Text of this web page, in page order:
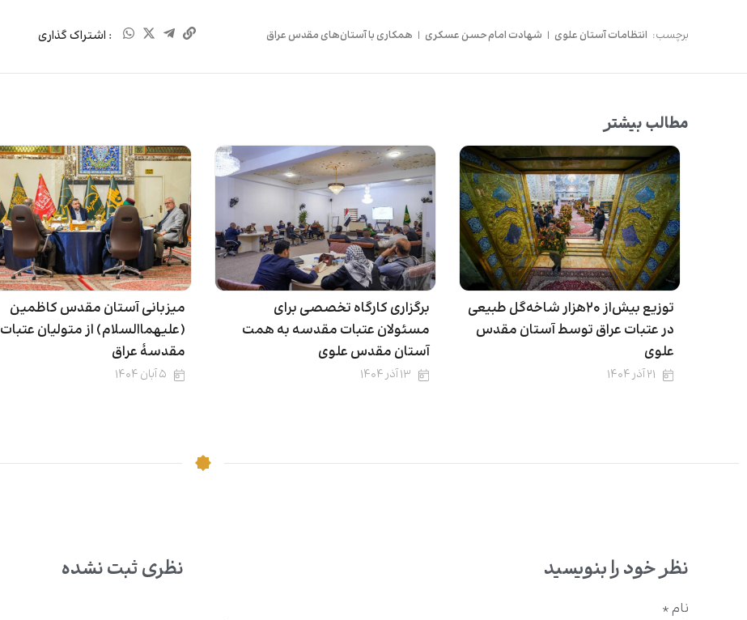
برچسب: انتظامات آستان علوی | شهادت امام حسن عسکری | همکاری با آستان‌های مقدس عراق : اشتراک گذاری
مطالب بیشتر
توزیع بیش‌از ۲۰هزار شاخه‌گل طبیعی
در عتبات عراق توسط آستان مقدس
علوی
۲۱ آذر ۱۴۰۴
برگزاری کارگاه تخصصی برای
مسئولان عتبات مقدسه به همت
آستان مقدس علوی
۱۳ آذر ۱۴۰۴
میزبانی آستان مقدس کاظمین
(علیهما‌السلام) از متولیان عتبات
مقدسۀ عراق
۵ آبان ۱۴۰۴
نظر خود را بنویسید
نام *
نظری ثبت نشده